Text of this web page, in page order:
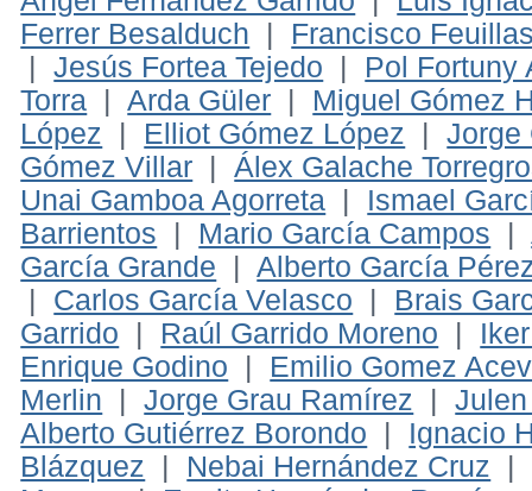
Ferrer Besalduch
Francisco
|Jesús Fortea Tejedo
Pol Fortuny
Torra |Arda Güler
Miguel Gómez
López
Elliot Gómez López |Jorge
Gómez Villar |Álex Galache
Unai Gamboa Agorreta
Ismael
Barrientos
Mario García Campos |
García Grande |Alberto García
Carlos García Velasco
Brais
Garrido
Raúl Garrido Moreno
Enrique Godino
Emilio Gomez
Merlin |Jorge Grau Ramírez |
Alberto Gutiérrez Borondo
Ignacio
Blázquez
Nebai Hernández Cruz